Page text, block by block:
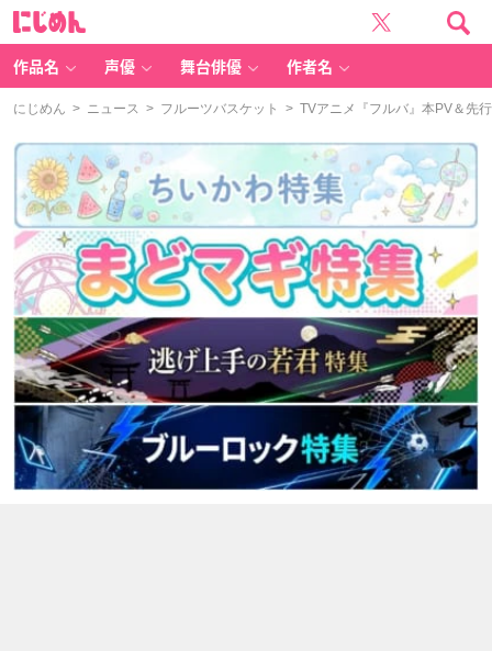
作品名 声優 舞台俳優 作者名
にじめん > ニュース > フルーツバスケット > TVアニメ『フルバ』本PV＆先